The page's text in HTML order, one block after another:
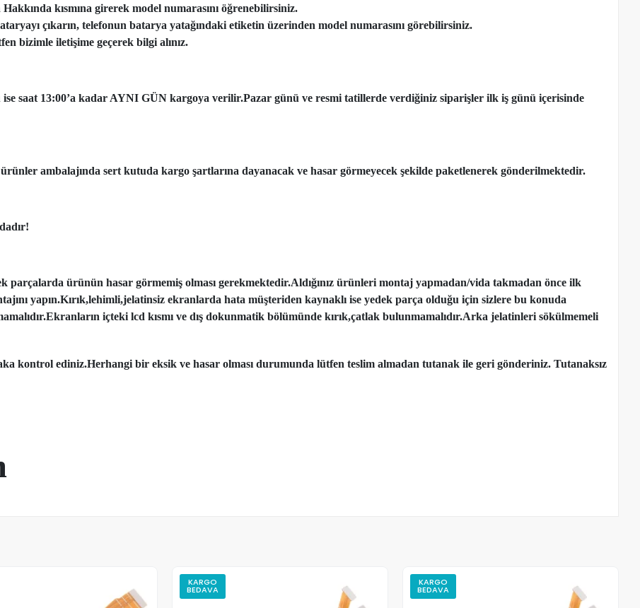
Hakkında kısmına girerek model numarasını öğrenebilirsiniz.
çıkarın, telefonun batarya yatağındaki etiketin üzerinden model numarasını görebilirsiniz.
bizimle iletişime geçerek bilgi alınız.
saat 13:00’a kadar AYNI GÜN kargoya verilir.Pazar günü ve resmi tatillerde verdiğiniz siparişler ilk iş günü içerisinde
ambalajında sert kutuda kargo şartlarına dayanacak ve hasar görmeyecek şekilde paketlenerek gönderilmektedir.
parçalarda ürünün hasar görmemiş olması gerekmektedir.Aldığınız ürünleri montaj yapmadan/vida takmadan önce ilk
yapın.Kırık,lehimli,jelatinsiz ekranlarda hata müşteriden kaynaklı ise yedek parça olduğu için sizlere bu konuda
içteki lcd kısmı ve dış dokunmatik bölümünde kırık,çatlak bulunmamalıdır.Arka jelatinleri sökülmemeli
kontrol ediniz.Herhangi bir eksik ve hasar olması durumunda lütfen teslim almadan tutanak ile geri gönderiniz. Tutanaksız
KARGO
BEDAVA
KARGO
BEDAVA